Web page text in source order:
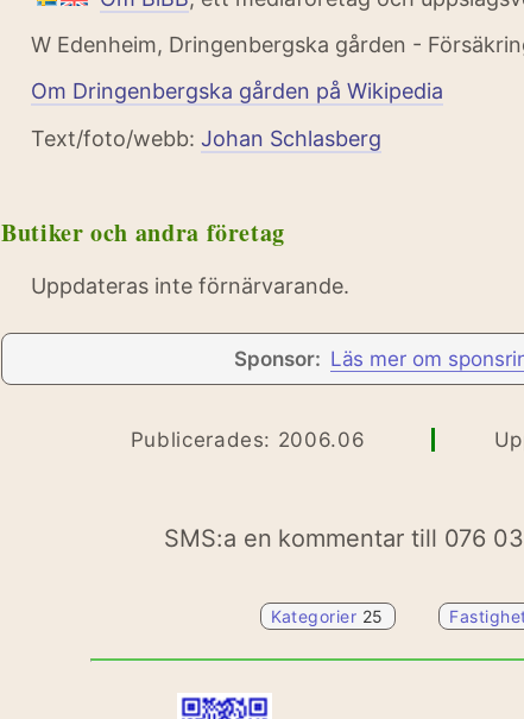
W Edenheim, Dringenbergska gården -
Om Dringenbergska gården på Wikipedia
Text/foto/webb: Johan Schlasberg
Butiker och andra företag
Uppdateras inte förnärvarande.
Sponsor: Läs mer om
Publicerades: 2006.06
SMS:a en kommentar till 076
Kategorier 25